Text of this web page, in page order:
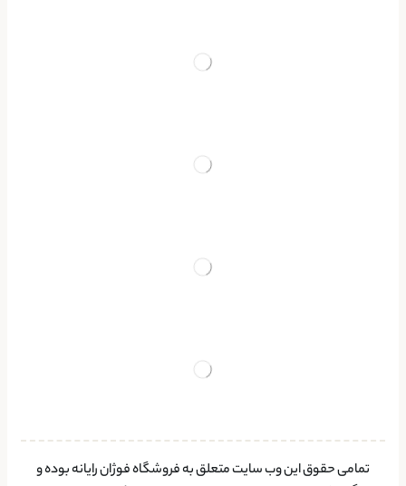
تمامی حقوق این وب سایت متعلق به فروشگاه فوژان رایانه بوده و